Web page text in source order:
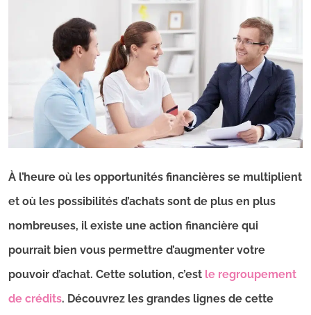
À l’heure où les opportunités financières se multiplient
et où les possibilités d’achats sont de plus en plus
nombreuses, il existe une action financière qui
pourrait bien vous permettre d’augmenter votre
pouvoir d’achat. Cette solution, c’est le regroupement
de crédits. Découvrez les grandes lignes de cette